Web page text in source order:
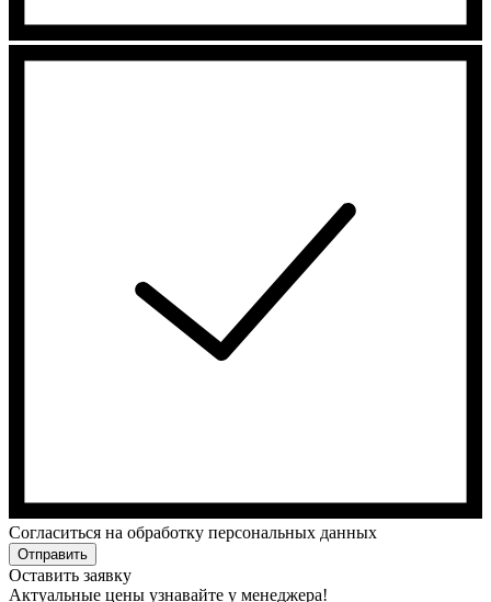
Cогласиться на обработку персональных данных
Отправить
Оставить заявку
Актуальные цены узнавайте у менеджера!